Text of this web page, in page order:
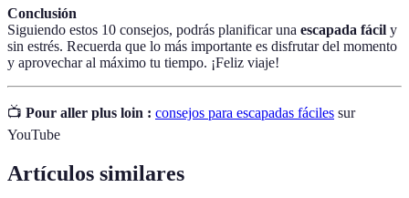
Conclusión
Siguiendo estos 10 consejos, podrás planificar una escapada fácil y
sin estrés. Recuerda que lo más importante es disfrutar del momento
y aprovechar al máximo tu tiempo. ¡Feliz viaje!
📺 Pour aller plus loin : consejos para escapadas fáciles sur
YouTube
Artículos similares